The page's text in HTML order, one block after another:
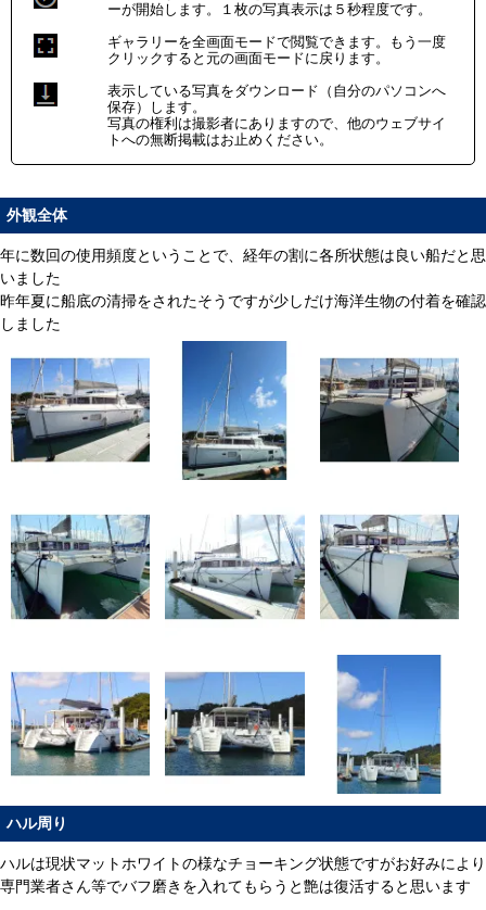
ーが開始します。１枚の写真表示は５秒程度です。
ギャラリーを全画面モードで閲覧できます。もう一度
クリックすると元の画面モードに戻ります。
表示している写真をダウンロード（自分のパソコンへ
保存）します。
写真の権利は撮影者にありますので、他のウェブサイ
トへの無断掲載はお止めください。
外観全体
年に数回の使用頻度ということで、経年の割に各所状態は良い船だと思
いました
昨年夏に船底の清掃をされたそうですが少しだけ海洋生物の付着を確認
しました
ハル周り
ハルは現状マットホワイトの様なチョーキング状態ですがお好みにより
専門業者さん等でバフ磨きを入れてもらうと艶は復活すると思います